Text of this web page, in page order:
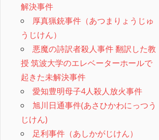
解決事件
厚真猟銃事件（あつまりょうじゅ
うじけん）
悪魔の詩訳者殺人事件 翻訳した教
授 筑波大学のエレベーターホールで
起きた未解決事件
愛知豊明母子4人殺人放火事件
旭川日通事件(あさひかわにっつう
じけん)
足利事件（あしかがじけん）